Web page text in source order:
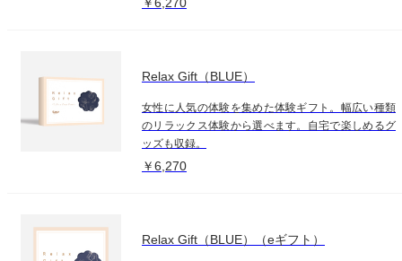
Relax Gift（BLUE）
女性に人気の体験を集めた体験ギフト。幅広い種類
のリラックス体験から選べます。自宅で楽しめるグ
ッズも収録。
￥6,270
Relax Gift（BLUE）（eギフト）